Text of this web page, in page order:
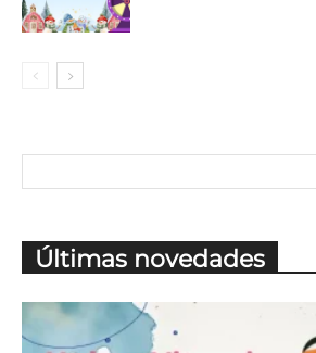
Últimas novedades